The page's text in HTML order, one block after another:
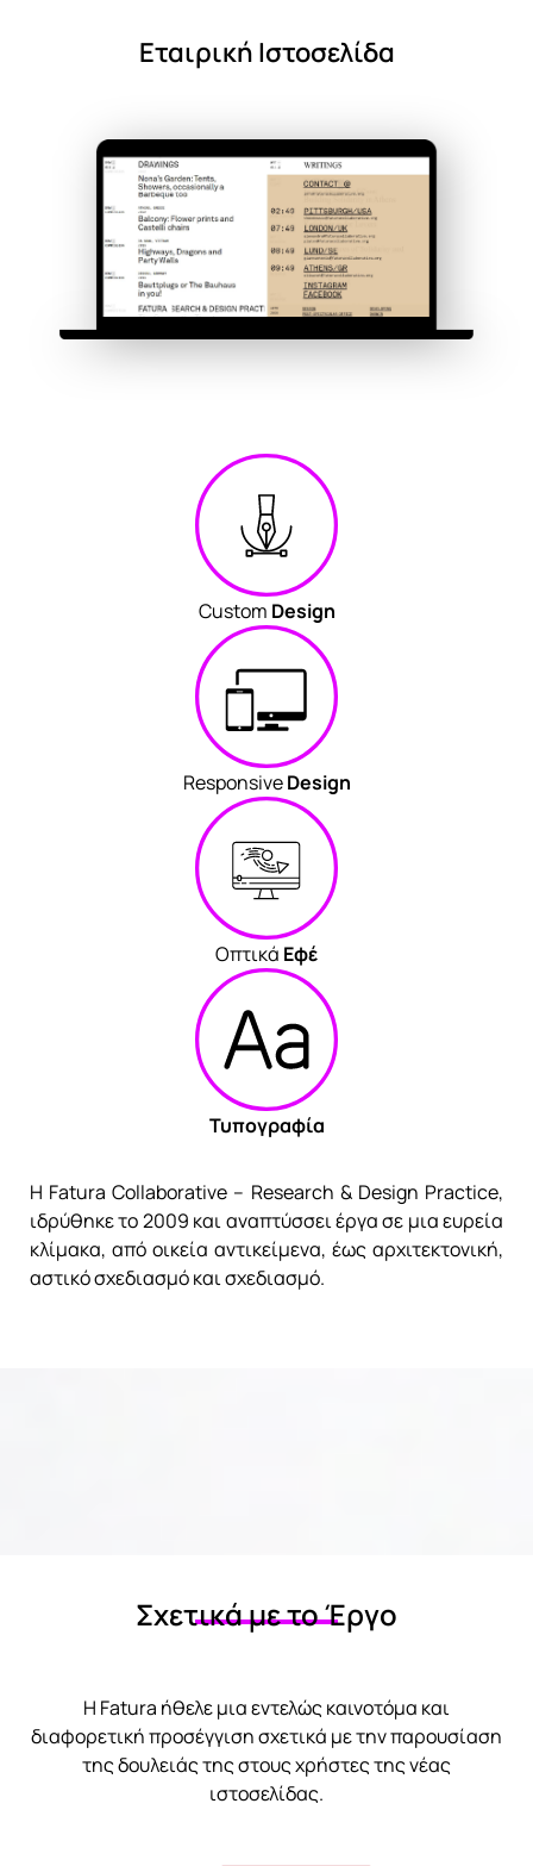
Εταιρική Ιστοσελίδα
Custom Design
ResponsiveDesign
Οπτικά Εφέ
Τυπογραφία
Η Fatura Collaborative – Research & Design Practice,
ιδρύθηκε το 2009 και αναπτύσσει έργα σε μια ευρεία
κλίμακα, από οικεία αντικείμενα, έως αρχιτεκτονική,
αστικό σχεδιασμό και σχεδιασμό.
Σχετικά με το Έργο
Η Fatura ήθελε μια εντελώς καινοτόμα και
διαφορετική προσέγγιση σχετικά με την παρουσίαση
της δουλειάς της στους χρήστες της νέας
ιστοσελίδας.